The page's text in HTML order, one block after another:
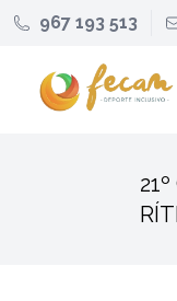
967 193 513